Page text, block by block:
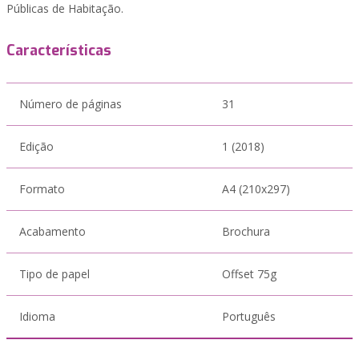
Públicas de Habitação.
Características
Número de páginas 31
Edição 1 (2018)
Formato A4 (210x297)
Acabamento Brochura
Tipo de papel Offset 75g
Idioma Português